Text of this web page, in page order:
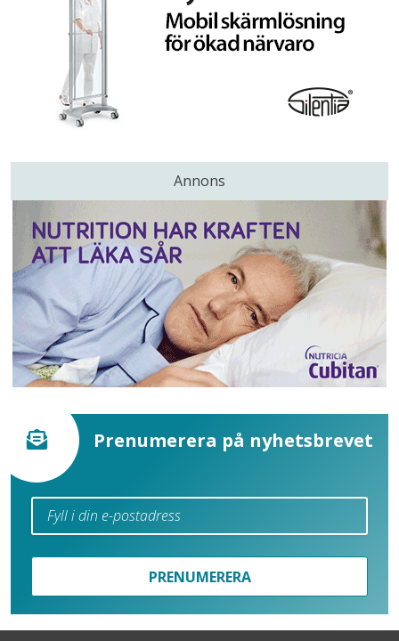
Annons
Prenumerera på nyhetsbrevet
PRENUMERERA